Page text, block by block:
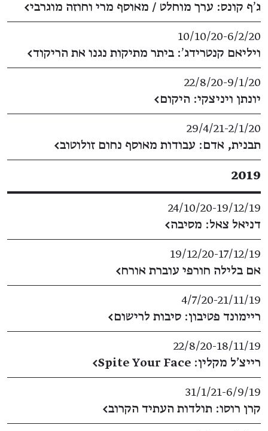
ג׳ף קונס: ערך מוחלט / מאוסף מרי וחוזה מוגרבי←
6/2/20
​-​
10/10/20
ויליאם קנטרידג׳: ביתר מתיקות נגנו את הריקוד←
9/1/20
​-​
22/8/20
יונתן ויניצקי: היקום←
2/1/20
​-​
29/4/21
תבנית, אדם: עבודות מאוסף נחום זולוטוב←
2019
19/12/19
​-​
24/10/20
דניאל צאל: מסיבה←
17/12/19
​-​
19/12/20
אם בלילה חורפי עוברת אורח←
21/11/19
​-​
4/7/20
ריימונד פטיבון: סיבות לרישום←
18/11/19
​-​
22/8/20
רייצ'ל מקלין: Spite Your Face
←
6/9/19
​-​
31/1/21
קרן רוסו: תולדות העתיד הקרוב←